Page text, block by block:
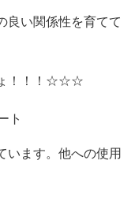
良い関係性を育てて
ょ！！！☆☆☆
ト
います。他への使用